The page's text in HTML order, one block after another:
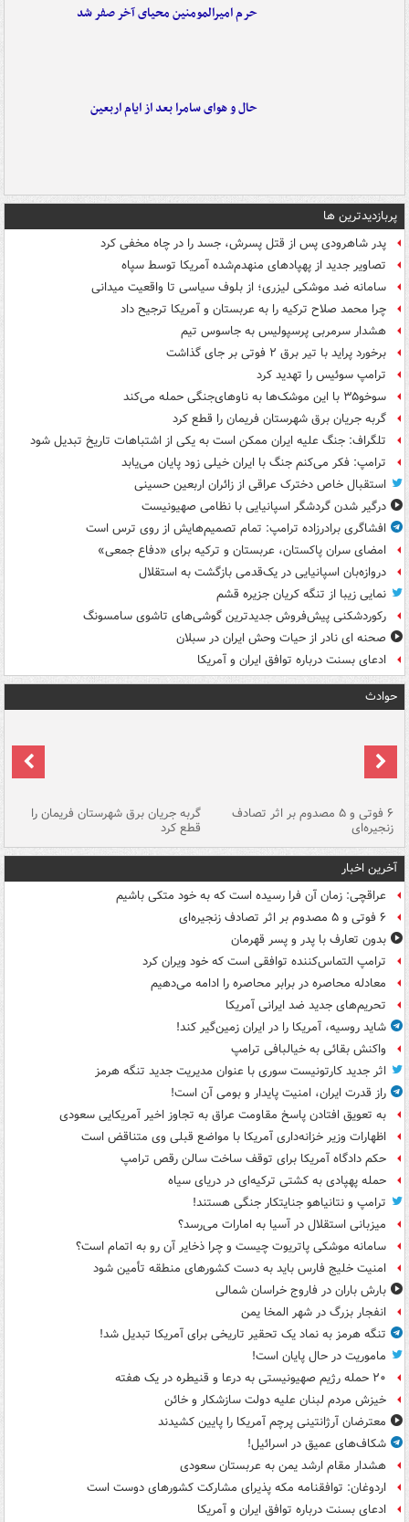
حرم امیرالمومنین محیای آخر صفر شد
حال و هوای سامرا بعد از ایام اربعین
پربازدیدترین ها
پدر شاهرودی پس از قتل پسرش، جسد را در چاه مخفی کرد
تصاویر جدید از پهپادهای منهدم‌شده آمریکا توسط سپاه
سامانه ضد موشکی لیزری؛ از بلوف سیاسی تا واقعیت میدانی
چرا محمد صلاح ترکیه را به عربستان و آمریکا ترجیح داد
هشدار سرمربی پرسپولیس به جاسوس تیم
برخورد پراید با تیر برق ۲ فوتی بر جای گذاشت
ترامپ سوئیس را تهدید کرد
سوخو۳۵ با این موشک‌ها به ناوهای‌جنگی حمله می‌کند
گربه جریان برق شهرستان فریمان را قطع کرد
تلگراف: جنگ علیه ایران ممکن است به یکی از اشتباهات تاریخ تبدیل شود
ترامپ: فکر می‌کنم جنگ با ایران خیلی زود پایان می‌یابد
استقبال خاص دخترک عراقی از زائران اربعین حسینی
درگیر شدن گردشگر اسپانیایی با نظامی صهیونیست
افشاگری برادرزاده ترامپ: تمام تصمیم‌هایش از روی ترس است
امضای سران پاکستان، عربستان و ترکیه برای «دفاع جمعی»
دروازه‌بان اسپانیایی در یک‌قدمی بازگشت به استقلال
نمایی زیبا از تنگه کریان جزیره قشم
رکوردشکنی پیش‌فروش جدیدترین گوشی‌های تاشوی سامسونگ
صحنه ای نادر از حیات وحش ایران در سبلان
ادعای بسنت درباره توافق ایران و آمریکا
حوادث
۶ فوتی و ۵ مصدوم بر اثر تصادف
زنجیره‌ای
گربه جریان برق شهرستان فریمان را
قطع کرد
آخرین اخبار
عراقچی: زمان آن فرا رسیده است که به خود متکی باشیم
۶ فوتی و ۵ مصدوم بر اثر تصادف زنجیره‌ای
بدون تعارف با پدر و پسر قهرمان
ترامپ التماس‌کننده توافقی است که خود ویران کرد
معادله محاصره در برابر محاصره را ادامه می‌دهیم
تحریم‌های جدید ضد ایرانی آمریکا
شاید روسیه، آمریکا را در ایران زمین‌گیر کند!
واکنش بقائی به خیالبافی ترامپ
اثر جدید کارتونیست سوری با عنوان مدیریت جدید تنگه هرمز
راز قدرت ایران، امنیت پایدار و بومی آن است!
به تعویق افتادن پاسخ مقاومت عراق به تجاوز اخیر آمریکایی سعودی
اظهارات وزیر خزانه‌داری آمریکا با مواضع قبلی وی متناقض است
حکم دادگاه آمریکا برای توقف ساخت سالن رقص ترامپ
حمله پهپادی به کشتی ترکیه‌ای در دریای سیاه
ترامپ و نتانیاهو جنایتکار جنگی هستند!
میزبانی استقلال در آسیا به امارات می‌رسد؟
سامانه موشکی پاتریوت چیست و چرا ذخایر آن رو به اتمام است؟
امنیت خلیج فارس باید به دست کشورهای منطقه تأمین شود
بارش باران در فاروج خراسان شمالی
انفجار بزرگ در شهر المخا یمن
تنگه هرمز به نماد یک تحقیر تاریخی برای آمریکا تبدیل شد!
ماموریت در حال پایان است!
۲۰ حمله رژیم صهیونیستی به درعا و قنیطره در یک هفته
خیزش مردم لبنان علیه دولت سازشکار و خائن
معترضان آرژانتینی پرچم آمریکا را پایین کشیدند
شکاف‌های عمیق در اسرائیل!
هشدار مقام ارشد یمن به عربستان سعودی
اردوغان: توافقنامه مکه پذیرای مشارکت کشورهای دوست است
ادعای بسنت درباره توافق ایران و آمریکا